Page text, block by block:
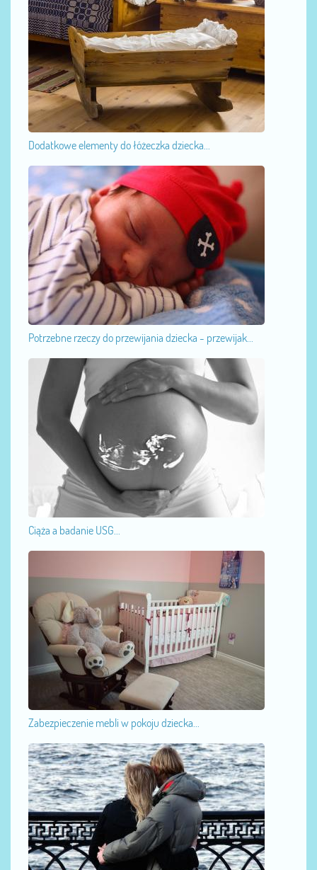
Dodatkowe elementy do łóżeczka dziecka...
Potrzebne rzeczy do przewijania dziecka - przewijak...
Ciąża a badanie USG...
Zabezpieczenie mebli w pokoju dziecka...